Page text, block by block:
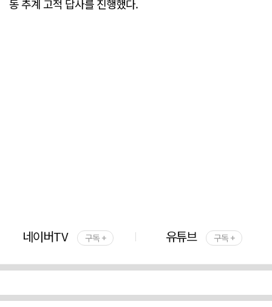
동 추계 고적 답사를 진행했다.
네이버TV 구독 + 유튜브 구독 +